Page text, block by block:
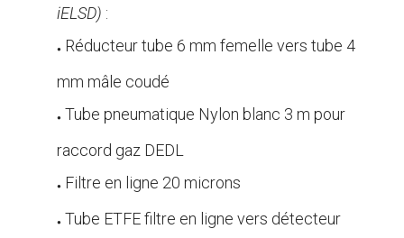
iELSD) :
●
Réducteur tube 6 mm femelle vers tube 4
mm mâle coudé
● Tube pneumatique Nylon blanc 3 m pour
raccord gaz DEDL
● Filtre en ligne 20 microns
● Tube ETFE filtre en ligne vers détecteur